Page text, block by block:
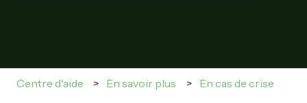
Centre d'aide En savoir plus En cas de crise